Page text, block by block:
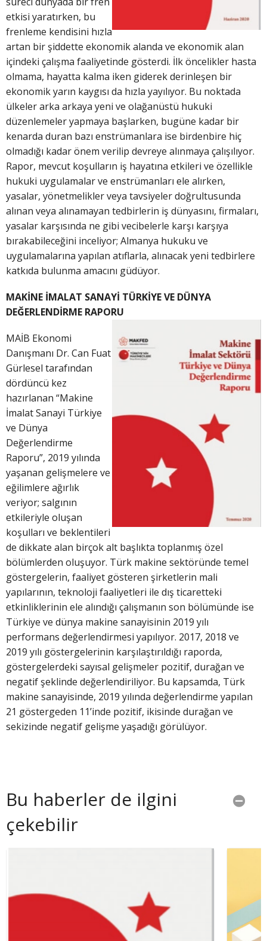
etkisi yaratırken, bu
frenleme kendisini hızla
artan bir şiddette ekonomik alanda ve ekonomik alan
içindeki çalışma faaliyetinde gösterdi. İlk öncelikler hasta
olmama, hayatta kalma iken giderek derinleşen bir
ekonomik yarın kaygısı da hızla yayılıyor. Bu noktada
ülkeler arka arkaya yeni ve olağanüstü hukuki
düzenlemeler yapmaya başlarken, bugüne kadar bir
kenarda duran bazı enstrümanlara ise birdenbire hiç
olmadığı kadar önem verilip devreye alınmaya çalışılıyor.
Rapor, mevcut koşulların iş hayatına etkileri ve özellikle
hukuki uygulamalar ve enstrümanları ele alırken,
yasalar, yönetmelikler veya tavsiyeler doğrultusunda
alınan veya alınamayan tedbirlerin iş dünyasını, firmaları,
yasalar karşısında ne gibi vecibelerle karşı karşıya
bırakabileceğini inceliyor; Almanya hukuku ve
uygulamalarına yapılan atıflarla, alınacak yeni tedbirlere
katkıda bulunma amacını güdüyor.
MAKİNE İMALAT SANAYİ TÜRKİYE VE DÜNYA
DEĞERLENDİRME RAPORU
MAİB Ekonomi
Danışmanı Dr. Can Fuat
Gürlesel tarafından
dördüncü kez
hazırlanan “Makine
İmalat Sanayi Türkiye
ve Dünya
Değerlendirme
Raporu”, 2019 yılında
yaşanan gelişmelere ve
eğilimlere ağırlık
veriyor; salgının
etkileriyle oluşan
koşulları ve beklentileri
de dikkate alan birçok alt başlıkta toplanmış özel
bölümlerden oluşuyor. Türk makine sektöründe temel
göstergelerin, faaliyet gösteren şirketlerin mali
yapılarının, teknoloji faaliyetleri ile dış ticaretteki
etkinliklerinin ele alındığı çalışmanın son bölümünde ise
Türkiye ve dünya makine sanayisinin 2019 yılı
performans değerlendirmesi yapılıyor. 2017, 2018 ve
2019 yılı göstergelerinin karşılaştırıldığı raporda,
göstergelerdeki sayısal gelişmeler pozitif, durağan ve
negatif şeklinde değerlendiriliyor. Bu kapsamda, Türk
makine sanayisinde, 2019 yılında değerlendirme yapılan
21 göstergeden 11’inde pozitif, ikisinde durağan ve
sekizinde negatif gelişme yaşadığı görülüyor.
Bu haberler de ilgini
çekebilir